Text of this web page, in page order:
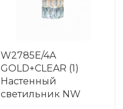
W2785E/4A
GOLD+CLEAR (1)
Настенный
светильник NW